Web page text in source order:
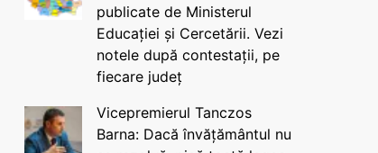
publicate de Ministerul
Educației și Cercetării. Vezi
notele după contestații, pe
fiecare județ
Vicepremierul Tanczos
Barna: Dacă învățământul nu